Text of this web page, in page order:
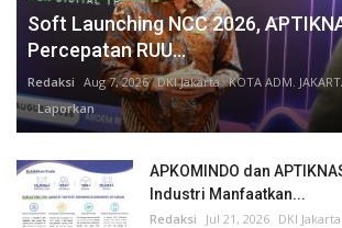
Soft Launching NCC 2026,
Percepatan RUU...
Redaksi Aug 7, 2026 DKI Jakarta KOTA ADM.
Laporkan
APKOMINDO dan
Industri Manfaatkan...
Redaksi Jul 21, 2026 DKI Jakarta